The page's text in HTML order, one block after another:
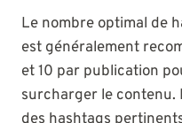
Le nombre optimal de
est généralement
et 10 par publication
surcharger le
des hashtags